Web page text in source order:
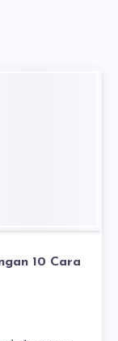
10 Cara